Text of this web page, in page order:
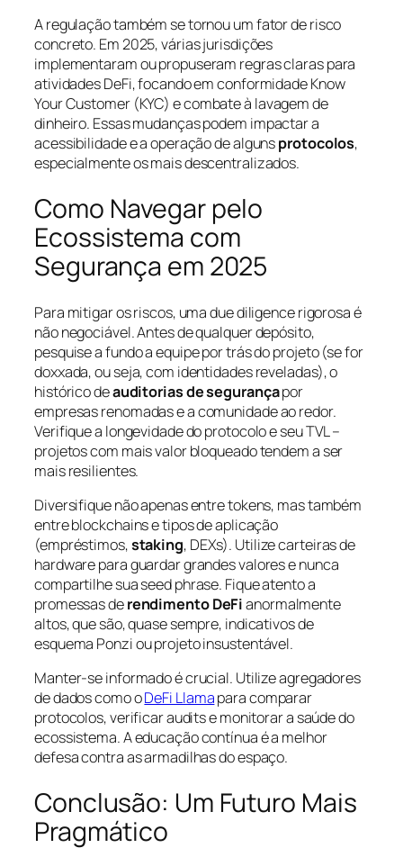
A regulação também se tornou um fator de risco
concreto. Em 2025, várias jurisdições
implementaram ou propuseram regras claras para
atividades DeFi, focando em conformidadeKnow
Your Customer (KYC) e combate à lavagem de
dinheiro. Essas mudanças podem impactar a
acessibilidade e a operação de algunsprotocolos,
especialmente os mais descentralizados.
Como Navegar pelo
Ecossistema com
Segurança em 2025
Para mitigar os riscos, uma due diligence rigorosa é
não negociável. Antes de qualquer depósito,
pesquise a fundo a equipe por trás do projeto (se for
doxxada, ou seja, com identidades reveladas), o
histórico deauditorias de segurançapor
empresas renomadas e a comunidade ao redor.
Verifique a longevidade do protocolo e seu TVL –
projetos com mais valor bloqueado tendem a ser
mais resilientes.
Diversifique não apenas entre tokens, mas também
entre blockchains e tipos de aplicação
(empréstimos,staking, DEXs). Utilize carteiras de
hardware para guardar grandes valores e nunca
compartilhe sua seed phrase. Fique atento a
promessas derendimento DeFianormalmente
altos, que são, quase sempre, indicativos de
esquema Ponzi ou projeto insustentável.
Manter-se informado é crucial. Utilize agregadores
de dados como oDeFi Llamapara comparar
protocolos, verificar audits e monitorar a saúde do
ecossistema. A educação contínua é a melhor
defesa contra as armadilhas do espaço.
Conclusão: Um Futuro Mais
Pragmático